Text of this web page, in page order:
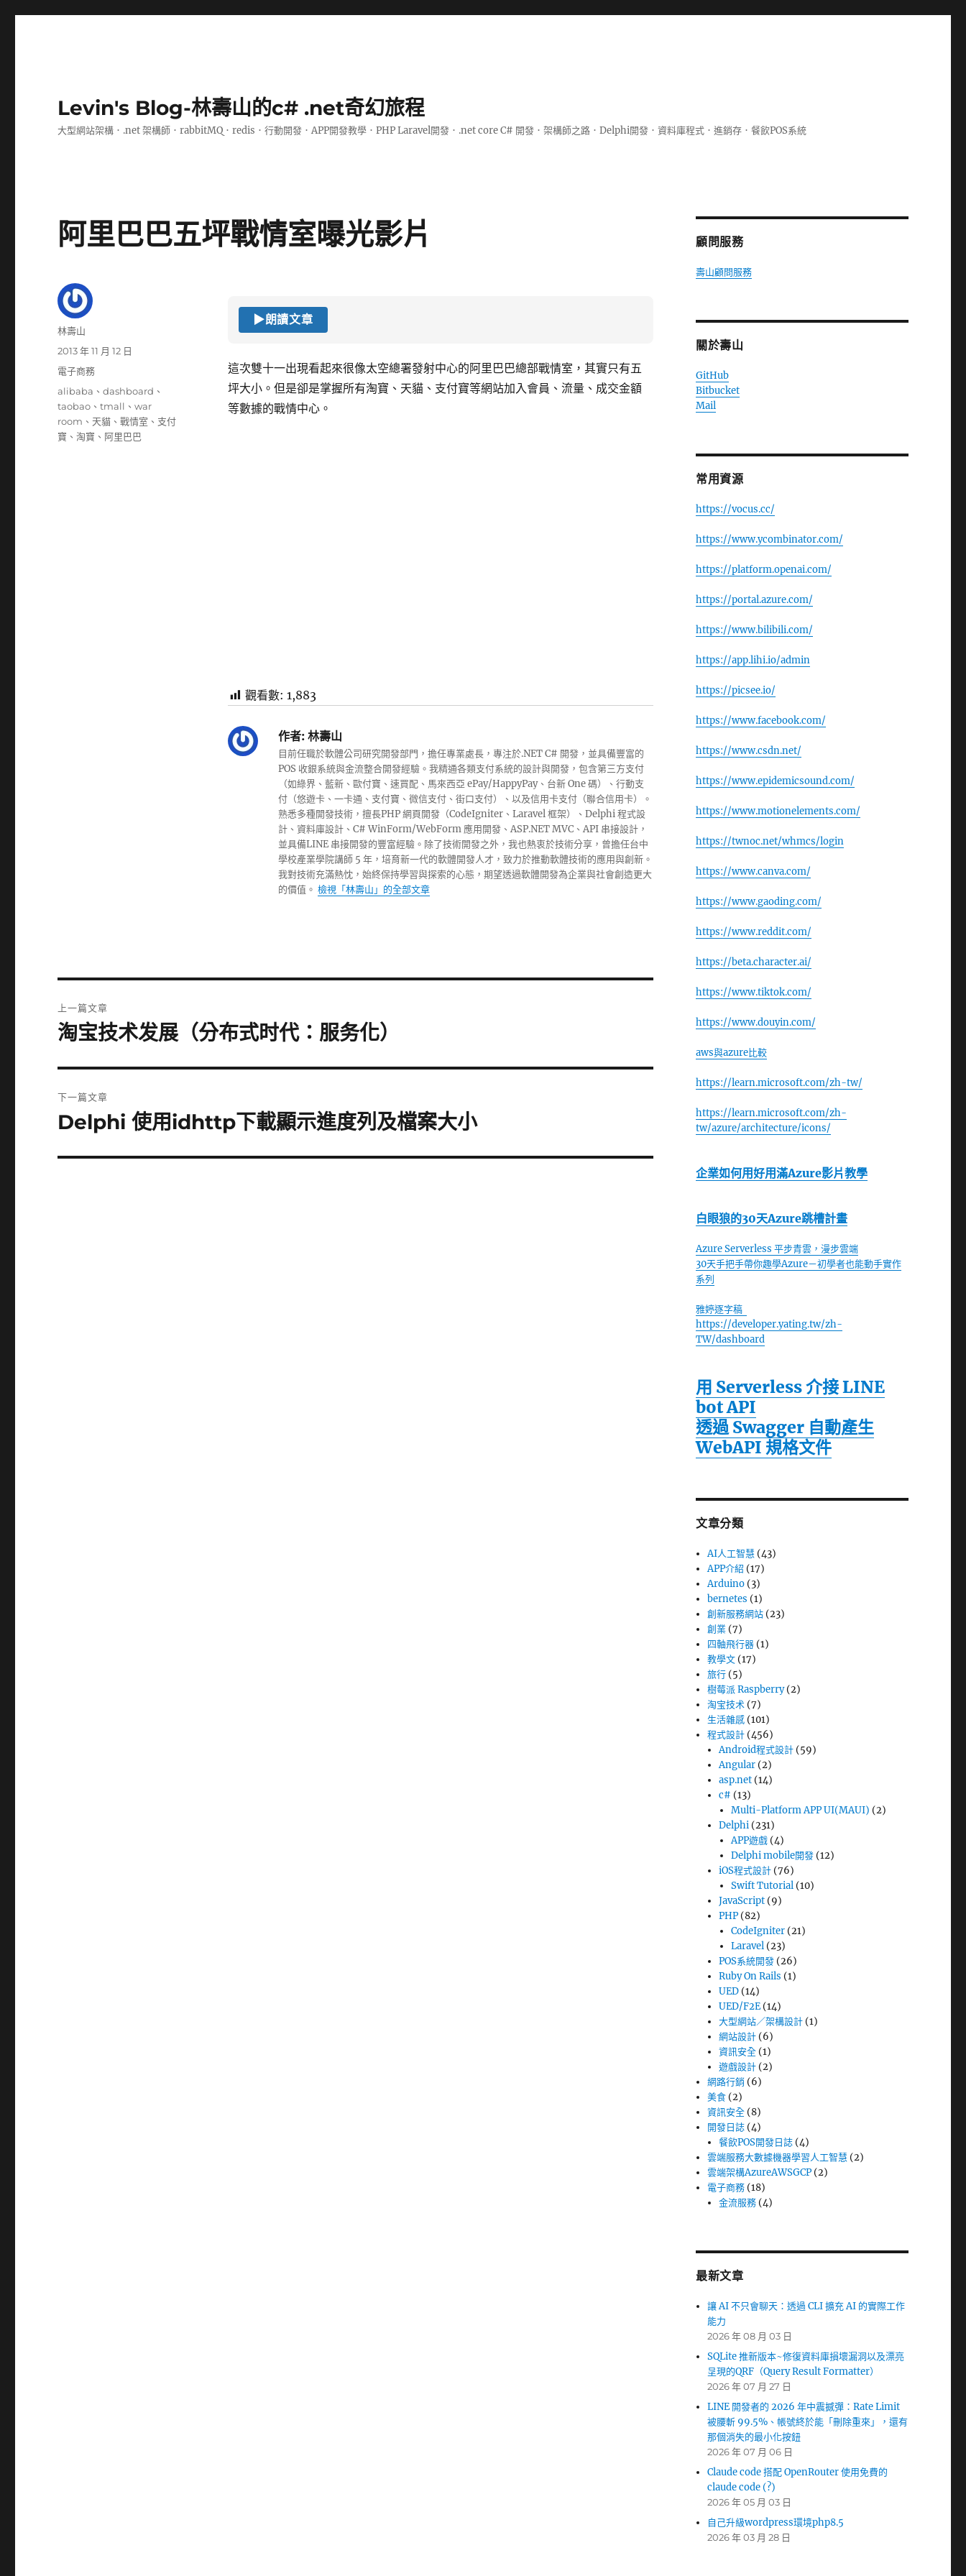
Levin's Blog-林壽山的c# .net奇幻旅程
大型網站架構．.net 架構師．rabbitMQ．redis．行動開發．APP開發教學．PHP Laravel開發．.net core C# 開發．架構師之路．Delphi開發．資料庫程式．進銷存．餐飲POS系統
阿里巴巴五坪戰情室曝光影片
▶朗讀文章
這次雙十一出現看起來很像太空總署發射中心的阿里巴巴總部戰情室，其實只有五
坪大小。但是卻是掌握所有淘寶、天貓、支付寶等網站加入會員、流量、成交金額
等數據的戰情中心。
觀看數: 1,883
作者:林壽山
目前任職於軟體公司研究開發部門，擔任專業處長，專注於.NET C# 開發，並具備豐富的
POS 收銀系統與金流整合開發經驗。我精通各類支付系統的設計與開發，包含第三方支付
（如綠界、藍新、歐付寶、速買配、馬來西亞 ePay/HappyPay、台新 One 碼）、行動支
付（悠遊卡、一卡通、支付寶、微信支付、街口支付）、以及信用卡支付（聯合信用卡）。
熟悉多種開發技術，擅長PHP 網頁開發（CodeIgniter、Laravel 框架）、Delphi 程式設
計、資料庫設計、C# WinForm/WebForm 應用開發、ASP.NET MVC、API 串接設計，
並具備LINE 串接開發的豐富經驗。除了技術開發之外，我也熱衷於技術分享，曾擔任台中
學校產業學院講師 5 年，培育新一代的軟體開發人才，致力於推動軟體技術的應用與創新。
我對技術充滿熱忱，始終保持學習與探索的心態，期望透過軟體開發為企業與社會創造更大
的價值。 檢視「林壽山」的全部文章
作
林壽山
發
佈
期:
2013 年 11 月 12 日
分
類
電子商務
標
籤
alibaba 、dashboard 、
taobao 、tmall 、war
room 、 天貓 、 戰情室 、 支付
寶 、淘寶 、 阿里巴巴
章
上一篇文章
上
篇
文
淘宝技术发展（分布式时代：服务化）
下一篇文章
下
篇
Delphi 使用idhttp下載顯示進度列及檔案大小
顧問服務
壽山顧問服務
關於壽山
GitHub
Bitbucket
Mail
常用資源
https://vocus.cc/
https://www.ycombinator.com/
https://platform.openai.com/
https://portal.azure.com/
https://www.bilibili.com/
https://app.lihi.io/admin
https://picsee.io/
https://www.facebook.com/
https://www.csdn.net/
https://www.epidemicsound.com/
https://www.motionelements.com/
https://twnoc.net/whmcs/login
https://www.canva.com/
https://www.gaoding.com/
https://www.reddit.com/
https://beta.character.ai/
https://www.tiktok.com/
https://www.douyin.com/
aws與azure比較
https://learn.microsoft.com/zh-tw/
https://learn.microsoft.com/zh-
tw/azure/architecture/icons/
企業如何用好用滿Azure影片教學
白眼狼的30天Azure跳槽計畫
Azure Serverless 平步青雲，漫步雲端
30天手把手帶你趣學Azure－初學者也能動手實作
系列
雅婷逐字稿
https://developer.yating.tw/zh-
TW/dashboard
用 Serverless 介接 LINE
bot API
透過 Swagger 自動產生
WebAPI 規格文件
文章分類
AI人工智慧 (43)
APP介紹 (17)
Arduino (3)
bernetes (1)
創新服務網站 (23)
創業 (7)
四軸飛行器 (1)
教學文 (17)
旅行 (5)
樹莓派 Raspberry(2)
淘宝技术 (7)
生活雜感 (101)
程式設計 (456)
Android程式設計 (59)
Angular (2)
asp.net (14)
c# (13)
Multi-Platform APP UI(MAUI) (2)
Delphi (231)
APP遊戲(4)
Delphi mobile開發(12)
iOS程式設計 (76)
Swift Tutorial(10)
JavaScript (9)
PHP (82)
CodeIgniter(21)
Laravel(23)
POS系統開發 (26)
Ruby On Rails (1)
UED (14)
UED/F2E (14)
大型網站／架構設計 (1)
網站設計 (6)
資訊安全 (1)
遊戲設計 (2)
網路行銷 (6)
美食 (2)
資訊安全 (8)
開發日誌 (4)
餐飲POS開發日誌 (4)
雲端服務大數據機器學習人工智慧 (2)
雲端架構AzureAWSGCP (2)
電子商務 (18)
金流服務 (4)
最新文章
讓 AI 不只會聊天：透過 CLI 擴充 AI 的實際工作
能力
2026 年 08 月 03 日
SQLite 推新版本~修復資料庫損壞漏洞以及漂亮
呈現的QRF（Query Result Formatter）
2026 年 07 月 27 日
LINE 開發者的 2026 年中震撼彈：Rate Limit
被腰斬 99.5%、帳號終於能「刪除重來」，還有
那個消失的最小化按鈕
2026 年 07 月 06 日
Claude code 搭配 OpenRouter 使用免費的
claude code (?)
2026 年 05 月 03 日
自己升級wordpress環境php8.5
2026 年 03 月 28 日